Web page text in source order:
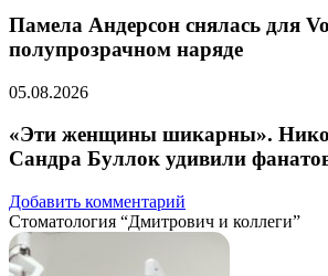
Памела Андерсон снялась для
полупрозрачном наряде
05.08.2026
«Эти женщины шикарны».
Сандра Буллок удивили
Добавить комментарий
Стоматология “Дмитрович и коллеги”